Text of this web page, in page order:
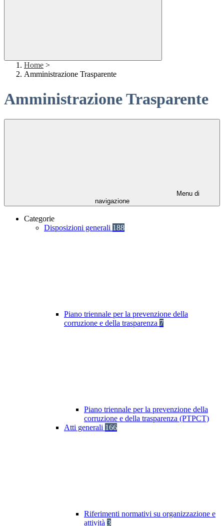
Home >
Amministrazione Trasparente
Amministrazione Trasparente
Menu di
navigazione
Categorie
Disposizioni generali 188
Piano triennale per la prevenzione della
corruzione e della trasparenza 7
Piano triennale per la prevenzione della
corruzione e della trasparenza (PTPCT)
Atti generali 166
Riferimenti normativi su organizzazione e
attività 3